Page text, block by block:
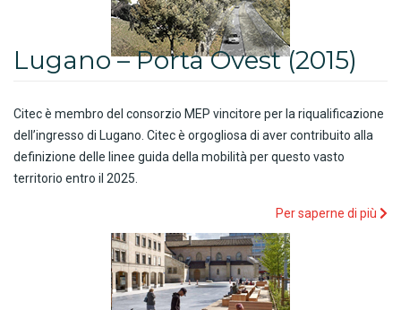
Lugano – Porta Ovest (2015)
Citec è membro del consorzio MEP vincitore per la riqualificazione
dell’ingresso di Lugano. Citec è orgogliosa di aver contribuito alla
definizione delle linee guida della mobilità per questo vasto
territorio entro il 2025.
Per saperne di più